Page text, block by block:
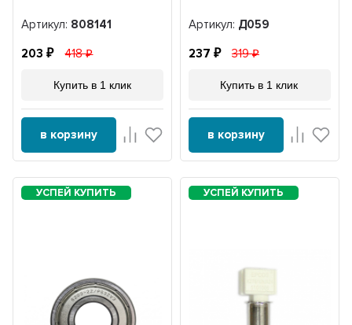
Артикул: 808141
203 418
Купить в 1 клик
в корзину
Артикул: Д059
237 319
Купить в 1 клик
в корзину